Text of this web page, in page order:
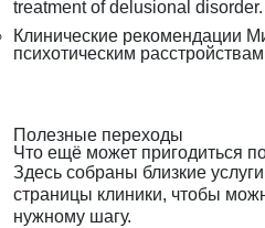
treatment of delusional
Клинические рекомендации
психотическим
Полезные переходы
Что ещё может пригодиться
Здесь собраны близкие
страницы клиники, чтобы
нужному шагу.